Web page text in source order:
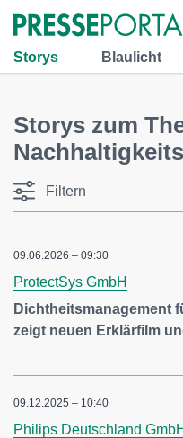
Storys Blaulicht
Storys zum
Filtern
09.06.2026 – 09:30
ProtectSys GmbH
Dichtheitsmanagement
zeigt neuen Erklärfilm
09.12.2025 – 10:40
Philips Deutschland GmbH